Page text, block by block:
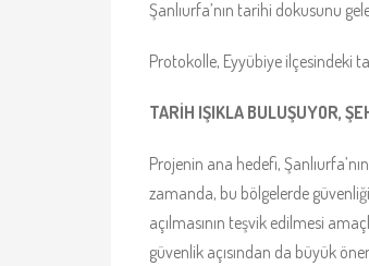
Şanlıurfa’nın tarihi dokusunu
Protokolle, Eyyübiye ilçesindeki
TARİH IŞIKLA BULUŞUYOR,
Projenin ana hedefi,
zamanda, bu bölgelerde
açılmasının teşvik edilmesi
güvenlik açısından da büyük